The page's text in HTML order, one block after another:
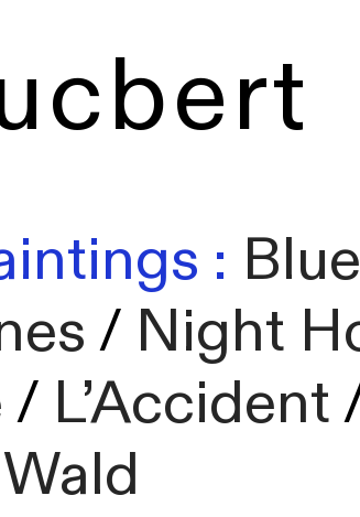
:
/ Night
/ L’Accident
Wald